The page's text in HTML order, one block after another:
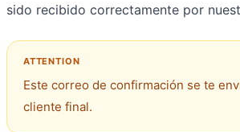
sido recibido correctamente por
Este correo de confirmación se te
cliente final.